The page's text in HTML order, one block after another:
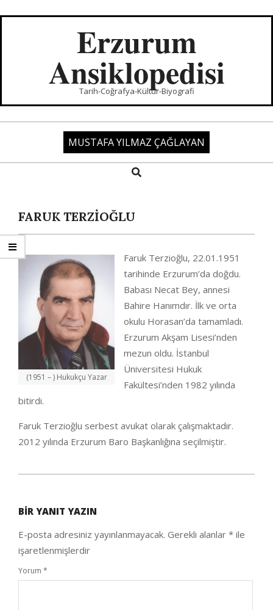
Erzurum
Ansiklopedisi
Tarih-Coğrafya-Kültür-Biyografi
MUSTAFA YILMAZ ÇAĞLAYAN
Search
FARUK TERZİOĞLU
(1951 – ) Hukukçu Yazar
Faruk Terzioğlu, 22.01.1951
tarihinde Erzurum’da doğdu.
Babası Necat Bey, annesi
Bahire Hanımdır. İlk ve orta
okulu Horasan’da tamamladı.
Erzurum Akşam Lisesi’nden
mezun oldu. İstanbul
Üniversitesi Hukuk
Fakültesi’nden 1982 yılında
bitirdi.
Faruk Terzioğlu serbest avukat olarak çalışmaktadır.
2012 yılında Erzurum Baro Başkanlığına seçilmiştir.
04
BIR YANIT YAZIN
E-posta adresiniz yayınlanmayacak. Gerekli alanlar * ile
işaretlenmişlerdir
Yorum *